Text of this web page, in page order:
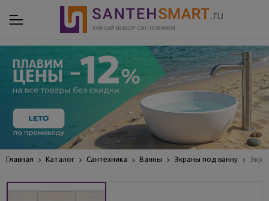
Главная Каталог Сантехника Ванны Экраны под ванну